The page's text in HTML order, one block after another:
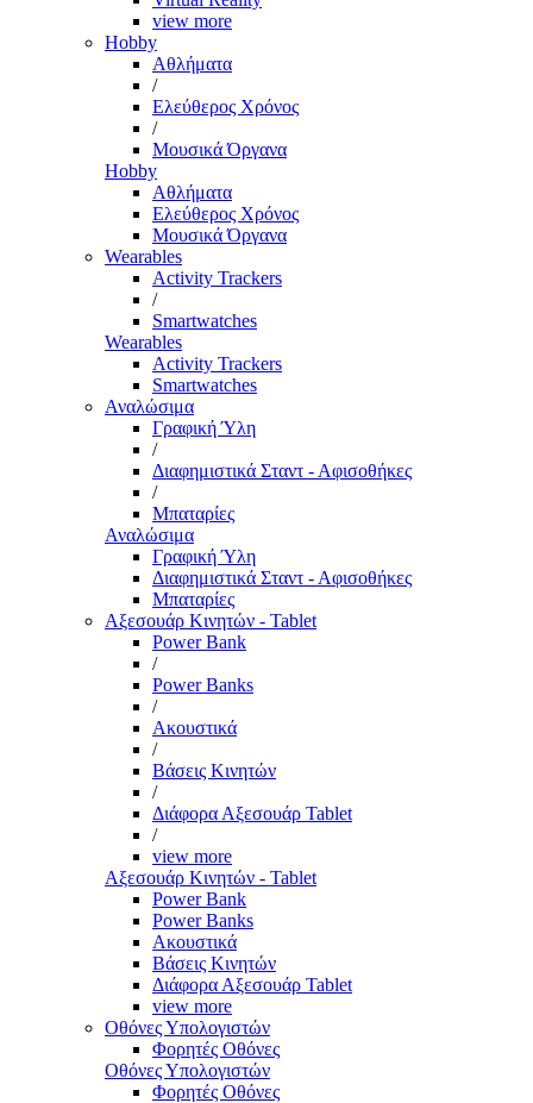
view more
Hobby
Αθλήματα
/
Ελεύθερος Χρόνος
/
Μουσικά Όργανα
Hobby
Αθλήματα
Ελεύθερος Χρόνος
Μουσικά Όργανα
Wearables
Activity Trackers
/
Smartwatches
Wearables
Activity Trackers
Smartwatches
Αναλώσιμα
Γραφική Ύλη
/
Διαφημιστικά Σταντ - Αφισοθήκες
/
Μπαταρίες
Αναλώσιμα
Γραφική Ύλη
Διαφημιστικά Σταντ - Αφισοθήκες
Μπαταρίες
Αξεσουάρ Κινητών - Tablet
Power Bank
/
Power Banks
/
Ακουστικά
/
Βάσεις Κινητών
/
Διάφορα Αξεσουάρ Tablet
/
view more
Αξεσουάρ Κινητών - Tablet
Power Bank
Power Banks
Ακουστικά
Βάσεις Κινητών
Διάφορα Αξεσουάρ Tablet
view more
Οθόνες Υπολογιστών
Φορητές Οθόνες
Οθόνες Υπολογιστών
Φορητές Οθόνες